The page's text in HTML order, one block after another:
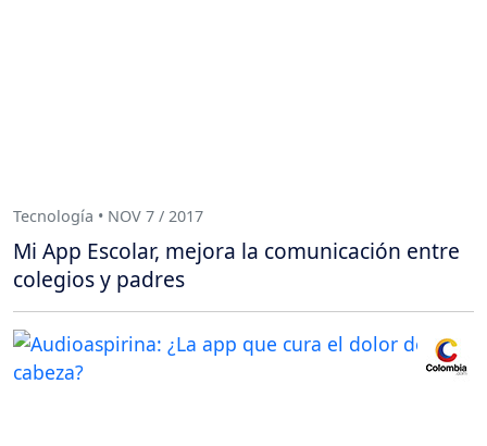
Tecnología • NOV 7 / 2017
Mi App Escolar, mejora la comunicación entre
colegios y padres